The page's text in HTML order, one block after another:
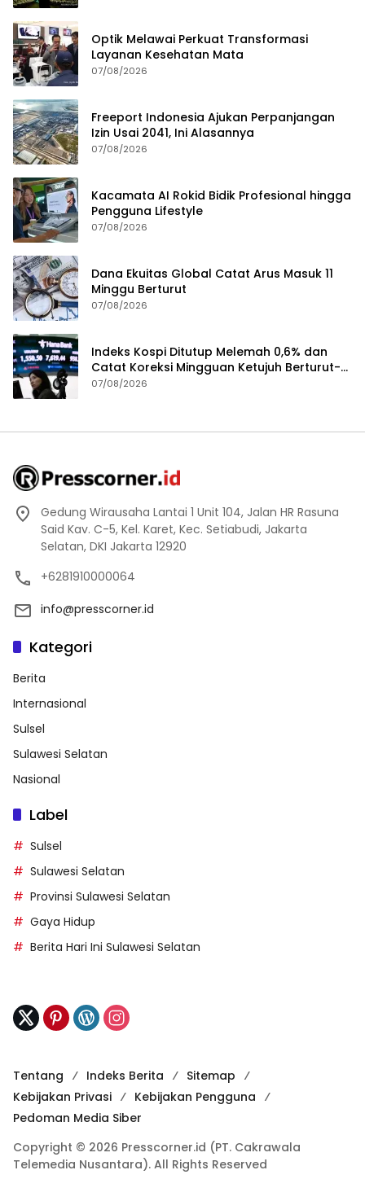
Optik Melawai Perkuat Transformasi
Layanan Kesehatan Mata
07/08/2026
Freeport Indonesia Ajukan Perpanjangan
Izin Usai 2041, Ini Alasannya
07/08/2026
Kacamata AI Rokid Bidik Profesional hingga
Pengguna Lifestyle
07/08/2026
Dana Ekuitas Global Catat Arus Masuk 11
Minggu Berturut
07/08/2026
Indeks Kospi Ditutup Melemah 0,6% dan
Catat Koreksi Mingguan Ketujuh Berturut-
turut
07/08/2026
Gedung Wirausaha Lantai 1 Unit 104, Jalan HR Rasuna
Said Kav. C-5, Kel. Karet, Kec. Setiabudi, Jakarta
Selatan, DKI Jakarta 12920
+6281910000064
info@presscorner.id
Kategori
Berita
Internasional
Sulsel
Sulawesi Selatan
Nasional
Label
Sulsel
Sulawesi Selatan
Provinsi Sulawesi Selatan
Gaya Hidup
Berita Hari Ini Sulawesi Selatan
Tentang Indeks Berita
Sitemap
Kebijakan Privasi
Kebijakan Pengguna
Pedoman Media Siber
Copyright © 2026 Presscorner.id (PT. Cakrawala
Telemedia Nusantara). All Rights Reserved